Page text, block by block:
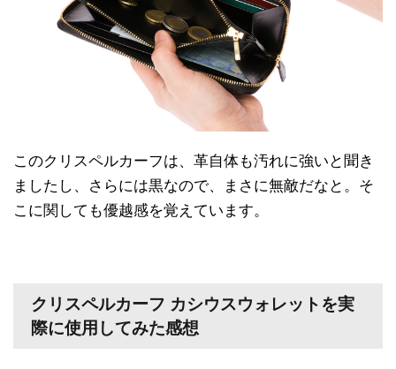
このクリスペルカーフは、革自体も汚れに強いと聞き
ましたし、さらには黒なので、まさに無敵だなと。そ
こに関しても優越感を覚えています。
クリスペルカーフ カシウスウォレットを実
際に使用してみた感想